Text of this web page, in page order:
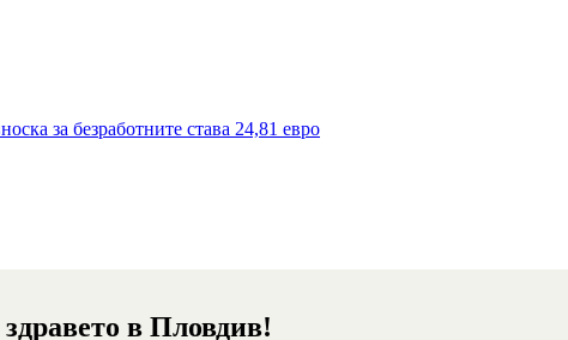
за безработните става 24,81 евро
в Пловдив!